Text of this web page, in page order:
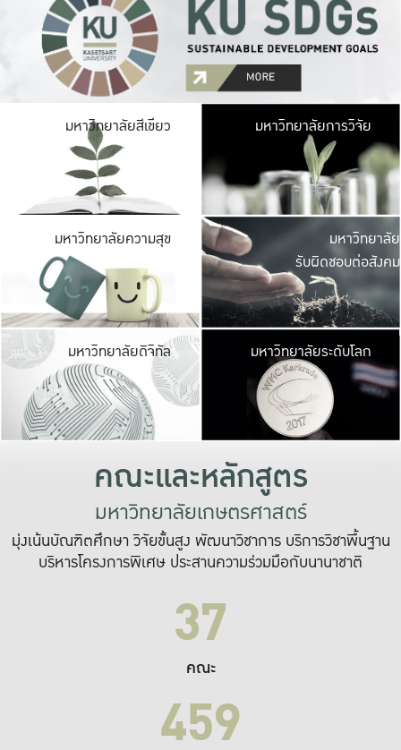
มหาวิทยาลัยสีเขียว มหาวิ
มีพื้นที่เขียวสดใส
เป็นป่าในเมือง เกษต
มหาวิทยาลัยการวิจัย
มหาวิทยาลัยความสุข มหาวิ
ค
เปิดประ
และพบเรื่องราวใ
มหาวิทยาลัย
รับผิดชอบต่อสังคม
มหาวิทยาลัยดิจิทัล มหาวิ
เปลี่ยนแปลง แล
เพื่อทำง
ระบบสารสนเทศ
มหาวิทยาลัยระดับโลก
คณะและหลักสูตร
มหาวิทยาลัยเกษตรศาสตร์
มุ่งเน้นบัณฑิตศึกษา วิจัยขั้นสูง พัฒนาวิชาการ บริการวิชาพื้นฐาน
บริหารโครงการพิเศษ ประสานความร่วมมือกับนานาชาติ
37
คณะ
459